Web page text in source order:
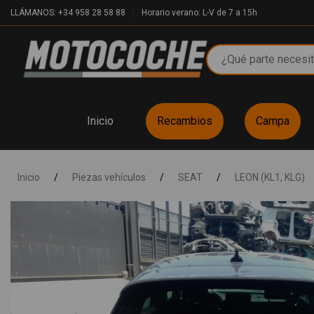
LLÁMANOS: +34 958 28 58 88 Horario verano: L-V de 7 a 15h
Inicio Recambios Campa
Inicio / Piezas vehículos / SEAT / LEON (KL1, KLG)